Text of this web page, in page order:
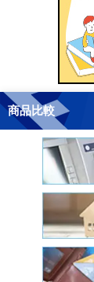
商品比較